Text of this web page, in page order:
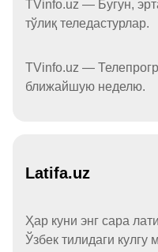
TVinfo.uz — Бугун,
тўлиқ теледастурлар.
TVinfo.uz —
ближайшую неделю.
Latifa.uz
Ҳар куни энг сара
Ўзбек тилидаги кулгу